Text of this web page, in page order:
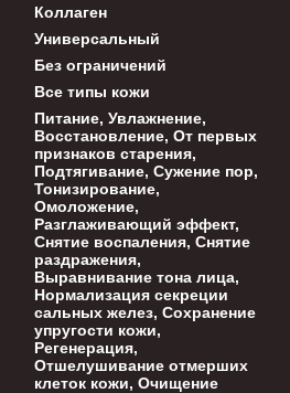
Коллаген
Универсальный
Без ограничений
Все типы кожи
Питание, Увлажнение,
Восстановление, От первых
признаков старения,
Подтягивание, Сужение пор,
Тонизирование,
Омоложение,
Разглаживающий эффект,
Снятие воспаления, Снятие
раздражения,
Выравнивание тона лица,
Нормализация секреции
сальных желез, Сохранение
упругости кожи,
Регенерация,
Отшелушивание отмерших
клеток кожи, Очищение